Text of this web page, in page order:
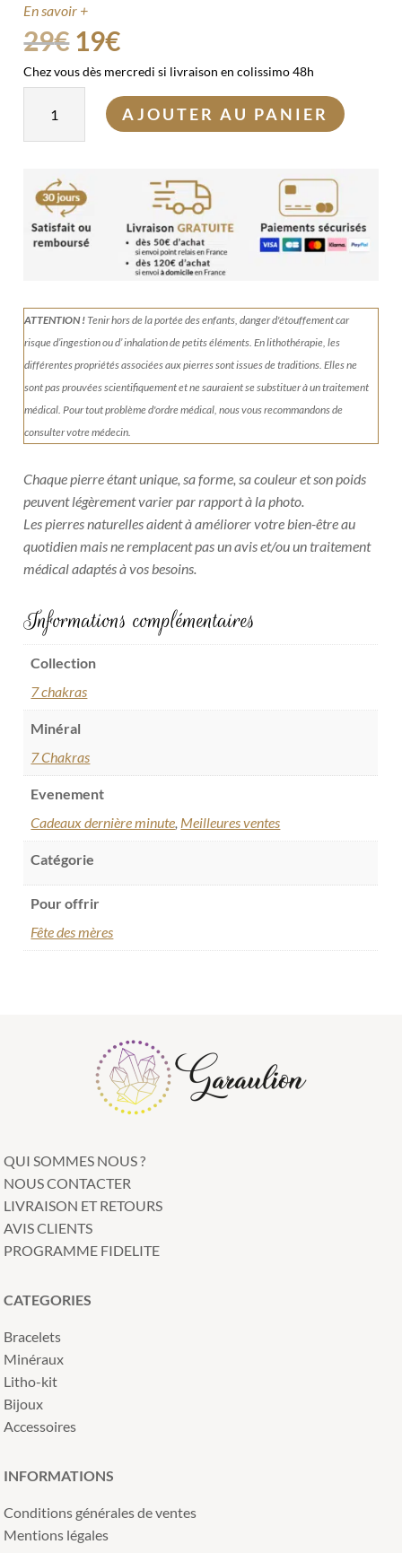
En savoir +
29€ Le
prix
initial
était :
29€.
19€Le
prix
actuel
est :
19€.
Chez vous dès mercredi si livraison en colissimo 48h
Pierres
chakras
AJOUTER AU PANIER
ATTENTION !Tenirhors de la portée des enfants, danger d'étouffement car
risque d’ingestion ou d’ inhalation de petits éléments.En lithothérapie, les
différentes propriétés associées aux pierres sont issues de traditions. Elles ne
sont pas prouvées scientifiquement et ne sauraient se substituer à un traitement
médical. Pour tout problème d'ordre médical, nous vous recommandons de
consulter votre médecin.
Chaque pierre étant unique, sa forme, sa couleur et son poids
peuvent légèrement varier par rapport à la photo.
Les pierres naturelles aident à améliorer votre bien-être au
quotidien mais ne remplacent pas un avis et/ou un traitement
médical adaptés à vos besoins.
Informations complémentaires
Collection
7 chakras
Minéral
7 Chakras
Evenement
Cadeaux dernière minute Meilleures ventes
Catégorie
Pour offrir
Fête des mères
QUI SOMMES NOUS ?
NOUS CONTACTER
LIVRAISON ET RETOURS
AVIS CLIENTS
PROGRAMME FIDELITE
CATEGORIES
Bracelets
Minéraux
Litho-kit
Bijoux
Accessoires
INFORMATIONS
Conditions générales de ventes
Mentions légales